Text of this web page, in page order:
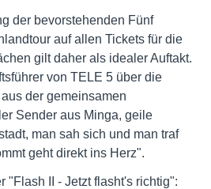
der bevorstehenden Fünf
auf allen Tickets für die
gilt daher als idealer Auftakt.
von TELE 5 über die
der gemeinsamen
Sender aus Minga, geile
man sah sich und man traf
geht direkt ins Herz".
"Flash II - Jetzt flasht's richtig":